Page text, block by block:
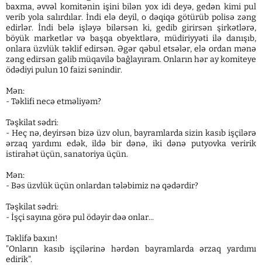
baxma, əvvəl komitənin işini bilən yox idi deyə, gedən kimi pul
verib yola salırdılar. İndi elə deyil, o dəqiqə götürüb polisə zəng
edirlər. İndi belə işləyə bilərsən ki, gedib girirsən şirkətlərə,
böyük marketlər və başqa obyektlərə, müdiriyyəti ilə danışıb,
onlara üzvlük təklif edirsən. Əgər qəbul etsələr, elə ordan mənə
zəng edirsən gəlib müqavilə bağlayıram. Onların hər ay komiteye
ödədiyi pulun 10 faizi sənindir.
Mən:
- Təklifi necə etməliyəm?
Təşkilat sədri:
- Heç nə, deyirsən bizə üzv olun, bayramlarda sizin kasıb işçilərə
ərzaq yardımı edək, ildə bir dənə, iki dənə putyovka veririk
istirahət üçün, sanatoriya üçün.
Mən:
- Bəs üzvlük üçün onlardan tələbimiz nə qədərdir?
Təşkilat sədri:
- İşçi sayına görə pul ödəyir dəə onlar...
Təklifə baxın!
"Onların kasıb işçilərinə hərdən bayramlarda ərzaq yardımı
edirik".